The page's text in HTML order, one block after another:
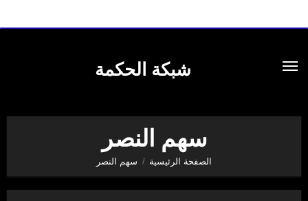
شبكة الحكمة
سهم النصر
الصفحة الرئيسية سهم النصر